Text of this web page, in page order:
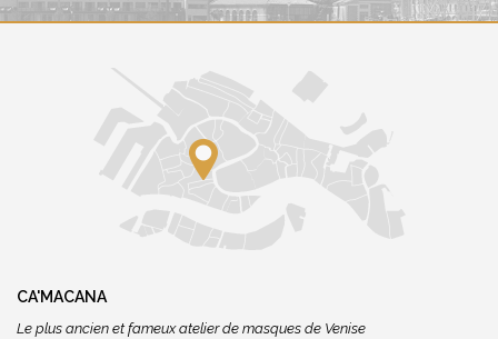
CA'MACANA
Le plus ancien et fameux atelier de masques de Venise